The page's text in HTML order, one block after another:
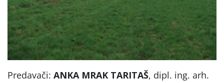
Predavači: ANKA MRAK TARITAŠ, dipl. ing. arh.